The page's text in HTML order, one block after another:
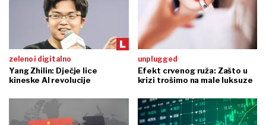
zeleno i digitalno
Yang Zhilin: Dječje lice
kineske AI revolucije
unplugged
Efekt crvenog ruža: Zašto u
krizi trošimo na male luksuze